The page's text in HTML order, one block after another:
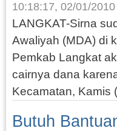
10:18:17, 02/01/2010
LANGKAT-Sirna
Awaliyah (MDA) di
Pemkab Langkat
cairnya dana
Kecamatan, Kamis
Butuh